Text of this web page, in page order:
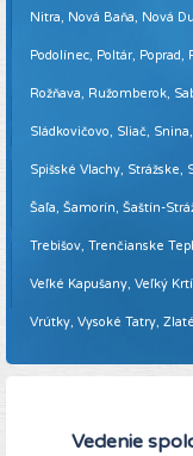
Nitra, Nová Baňa, Nová
Podolínec, Poltár, Poprad,
Rožňava, Ružomberok,
Sládkovičovo, Sliač,
Spišské Vlachy, Strážske,
Šaľa, Šamorín, Šaštín-
Trebišov, Trenčianske
Veľké Kapušany, Veľký
Vrútky, Vysoké Tatry,
Vedenie